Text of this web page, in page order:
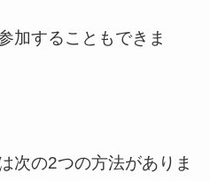
加することもできま
次の2つの方法がありま